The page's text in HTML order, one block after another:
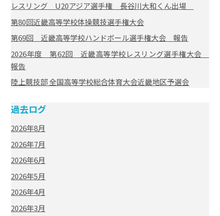
レスリング U20アジア選手権 長谷川大和くん出場
第80回近畿高等学校体操競技選手権大会
第69回 近畿高等学校ハンドボール選手権大会 報告
2026年度 第62回 近畿高等学校レスリング選手権大会
報告
陸上競技部 全国高等学校総合体育大会近畿地区予選会
過去ログ
2026年8月
2026年7月
2026年6月
2026年5月
2026年4月
2026年3月